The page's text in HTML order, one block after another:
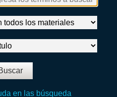
en las búsqueda